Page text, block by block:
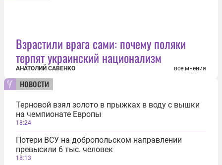
Взрастили врага сами: почему поляки
терпят украинский национализм
АНАТОЛИЙ САВЕНКО все мнения
новости
Терновой взял золото в прыжках в воду с вышки
на чемпионате Европы
18:24
Потери ВСУ на добропольском направлении
превысили 6 тыс. человек
18:13